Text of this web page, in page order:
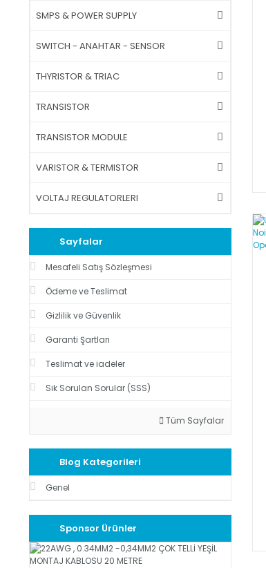
SMPS & POWER SUPPLY
SWITCH - ANAHTAR - SENSOR
THYRISTOR & TRIAC
TRANSISTOR
TRANSISTOR MODULE
VARISTOR & TERMISTOR
VOLTAJ REGULATORLERI
Sayfalar
Mesafeli Satış Sözleşmesi
Ödeme ve Teslimat
Gizlilik ve Güvenlik
Garanti Şartları
Teslimat ve iadeler
Sık Sorulan Sorular (SSS)
Tüm Sayfalar
Blog Kategorileri
Genel
Sponsor Ürünler